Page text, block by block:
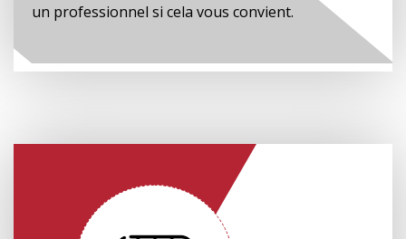
un professionnel si cela vous convient.